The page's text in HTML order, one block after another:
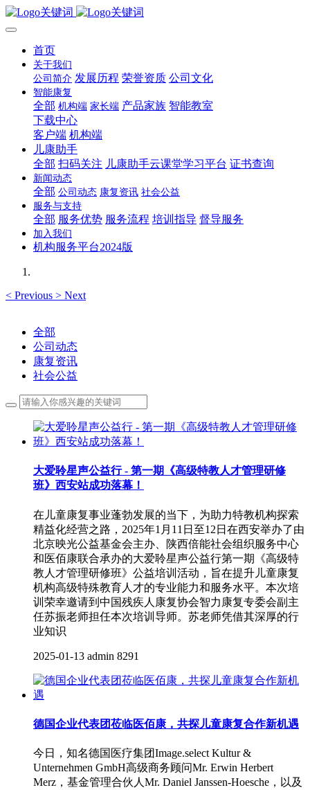
首页
关于我们
公司简介 发展历程 荣誉资质 公司文化
智能康复
全部 机构端 家长端 产品家族 智能教室
下载中心
客户端 机构端
儿康助手
全部 扫码关注 儿康助手云课堂学习平台 证书查询
新闻动态
全部 公司动态 康复资讯 社会公益
服务与支持
全部 服务优势 服务流程 培训指导 督导服务
加入我们
机构服务平台2024版
< Previous > Next
全部
公司动态
康复资讯
社会公益
大爱聆星声公益行 - 第一期《高级特教人才管理研修
班》西安站成功落幕！
在儿童康复事业蓬勃发展的当下，为助力特教机构探索
精益化经营之路，2025年1月11日至12日在西安举办了由
北京映光公益基金会主办、陕西倍能社会组织服务中心
和医佰康联合承办的大爱聆星声公益行第一期《高级特
教人才管理研修班》公益培训活动，旨在提升儿童康复
机构高级特殊教育人才的专业能力和服务水平。本次培
训荣幸邀请到中国残疾人康复协会智力康复专委会副主
任苏振老师担任本次培训导师。苏老师凭借其深厚的行
业知识
2025-01-13 admin 8291
德国企业代表团莅临医佰康，共探儿童康复合作新机遇
今日，知名德国医疗集团Image.select Kultur &
Unternehmen GmbH高级商务顾问Mr. Erwin Herbert
Merz，基金管理合伙人Mr. Daniel Janssen-Hoesche，以及